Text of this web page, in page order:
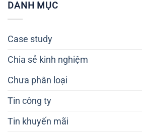
DANH MỤC
Case study
Chia sẻ kinh nghiệm
Chưa phân loại
Tin công ty
Tin khuyến mãi